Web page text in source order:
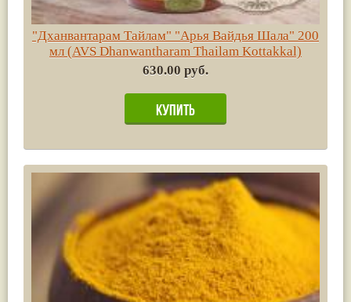
"Дханвантарам Тайлам" "Арья Вайдья Шала" 200
мл (AVS Dhanwantharam Thailam Kottakkal)
630.00 руб.